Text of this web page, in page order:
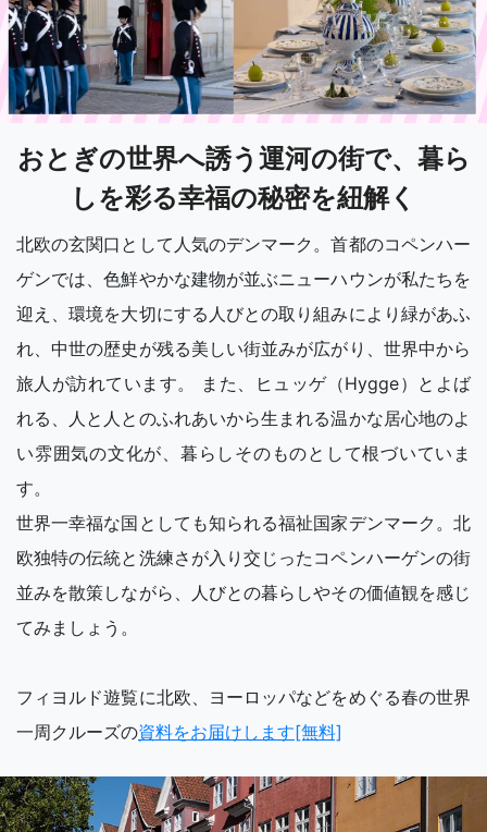
おとぎの世界へ誘う運河の街で、暮ら
しを彩る幸福の秘密を紐解く
北欧の玄関口として人気のデンマーク。首都のコペンハー
ゲンでは、色鮮やかな建物が並ぶニューハウンが私たちを
迎え、環境を大切にする人びとの取り組みにより緑があふ
れ、中世の歴史が残る美しい街並みが広がり、世界中から
旅人が訪れています。 また、ヒュッゲ（Hygge）とよば
れる、人と人とのふれあいから生まれる温かな居心地のよ
い雰囲気の文化が、暮らしそのものとして根づいていま
す。
世界一幸福な国としても知られる福祉国家デンマーク。北
欧独特の伝統と洗練さが入り交じったコペンハーゲンの街
並みを散策しながら、人びとの暮らしやその価値観を感じ
てみましょう。
フィヨルド遊覧に北欧、ヨーロッパなどをめぐる春の世界
一周クルーズの資料をお届けします[無料]